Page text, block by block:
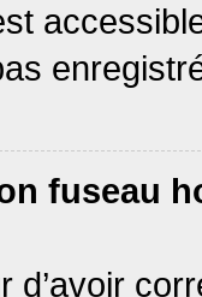
fuseau
d’avoir